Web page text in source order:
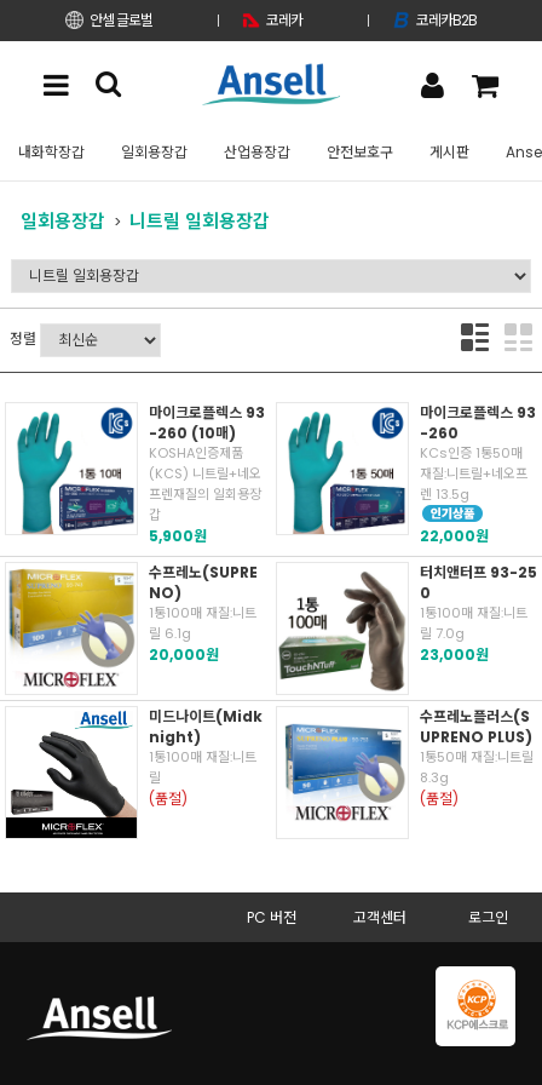
안셀 글로벌 코레카 코레카B2B
내화학장갑 일회용장갑 산업용장갑 안전보호구 게시판
일회용장갑 니트릴 일회용장갑
정렬
마이크로플렉스 93
-260 (10매)
KOSHA인증제품
(KCS) 니트릴+네오
프렌재질의 일회용장
갑
5,900원
마이크로플렉스 93
-260
KCs인증 1통50매
재질:니트릴+네오프
렌 13.5g
22,000원
수프레노(SUPRE
NO)
1통100매 재질:니트
릴 6.1g
20,000원
터치앤터프 93-25
0
1통100매 재질:니트
릴 7.0g
23,000원
미드나이트(Midk
night)
1통100매 재질:니트
릴
(품절)
수프레노플러스(S
UPRENO PLUS)
1통50매 재질:니트릴
8.3g
(품절)
PC 버전 고객센터 로그인